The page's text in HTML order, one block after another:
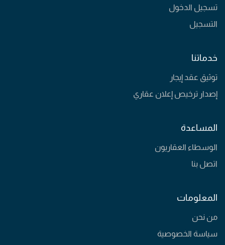
تسجيل الدخول
التسجيل
خدماتنا
توثيق عقد إيجار
إصدار ترخيص إعلان عقاري
المساعدة
الوسطاء العقاريون
اتصل بنا
المعلومات
من نحن
سياسة الخصوصية